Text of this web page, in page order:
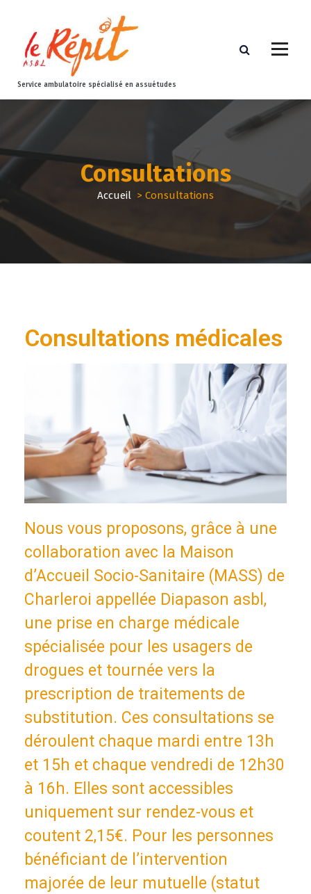
Service ambulatoire spécialisé en assuétudes
Consultations
Accueil > Consultations
Consultations médicales
Nous vous proposons, grâce à une
collaboration avec la Maison
d’Accueil Socio-Sanitaire (MASS) de
Charleroi appellée Diapason asbl,
une prise en charge médicale
spécialisée pour les usagers de
drogues et tournée vers la
prescription de traitements de
substitution. Ces consultations se
déroulent chaque mardi entre 13h
et 15h et chaque vendredi de 12h30
à 16h. Elles sont accessibles
uniquement sur rendez-vous et
coutent 2,15€. Pour les personnes
bénéficiant de l’intervention
majorée de leur mutuelle (statut